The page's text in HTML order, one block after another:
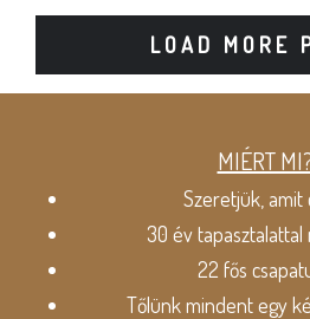
LOAD MORE
MIÉRT
Szeretjük, amit
30 év
22 fős
Tőlünk mindent egy